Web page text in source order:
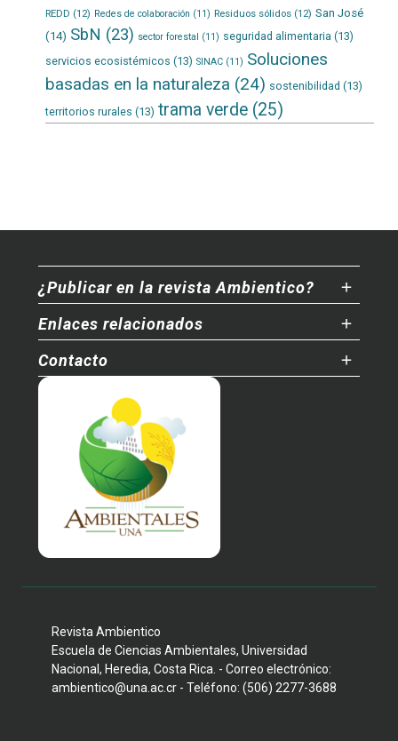
REDD (12) Redes de colaboración (11) Residuos sólidos(12) San José
(14) SbN (23) sector forestal (11) seguridad alimentaria (13)
servicios ecosistémicos (13) SINAC(11) Soluciones
basadas en la naturaleza (24) sostenibilidad (13)
territorios rurales (13) trama verde(25)
¿Publicar en la revista Ambientico?
Enlaces relacionados
Contacto
Revista Ambientico
Escuela de Ciencias Ambientales, Universidad
Nacional, Heredia, Costa Rica. - Correo electrónico:
ambientico@una.ac.cr - Teléfono: (506) 2277-3688